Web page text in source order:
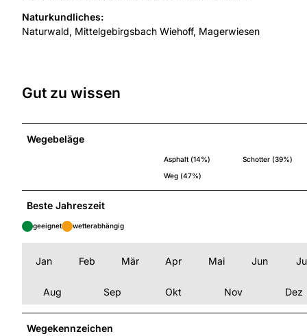
Naturkundliches:
Naturwald, Mittelgebirgsbach Wiehoff, Magerwiesen
Gut zu wissen
Wegebeläge
Asphalt (14%)
Schotter (39%)
Weg (47%)
Beste Jahreszeit
geeignet wetterabhängig
Jan Feb Mär Apr Mai Jun
Aug Sep Okt Nov Dez
Wegekennzeichen